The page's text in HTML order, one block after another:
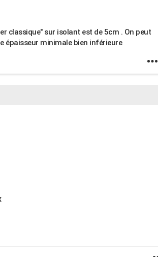
classique" sur isolant est de 5cm . On peut
épaisseur minimale bien inférieure